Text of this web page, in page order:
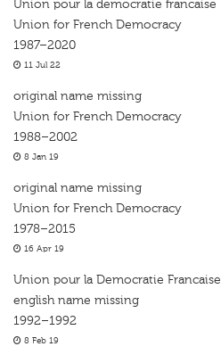
Union pour la democratie francaise
Union for French Democracy
1987–2020
11 Jul 22
original name missing
Union for French Democracy
1988–2002
8 Jan 19
original name missing
Union for French Democracy
1978–2015
16 Apr 19
Union pour la Democratie Francaise
english name missing
1992–1992
8 Feb 19